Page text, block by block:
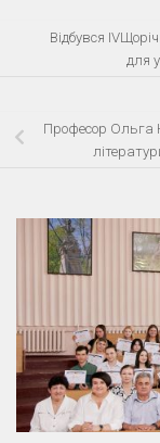
Відбувся
для
Професор Ольга